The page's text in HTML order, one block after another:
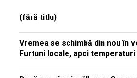
(fără titlu)
Vremea se schimbă din nou în
Furtuni locale, apoi temperaturi